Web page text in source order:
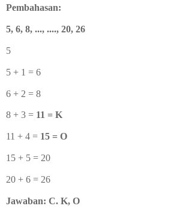
Pembahasan:
5, 6, 8, ..., ...., 20, 26
5
5 + 1 = 6
6 + 2 = 8
8 + 3 = 11 = K
11 + 4 = 15 = O
15 + 5 = 20
20 + 6 = 26
Jawaban: C. K, O